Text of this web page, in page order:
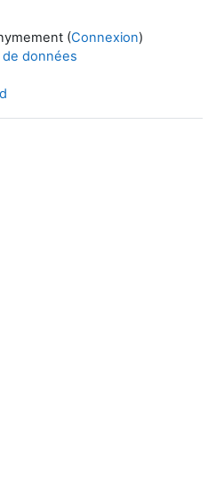
(Connexion)
données